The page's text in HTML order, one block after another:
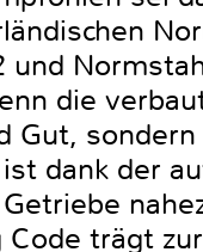
und
die
Gut, sondern
dank der
trägt